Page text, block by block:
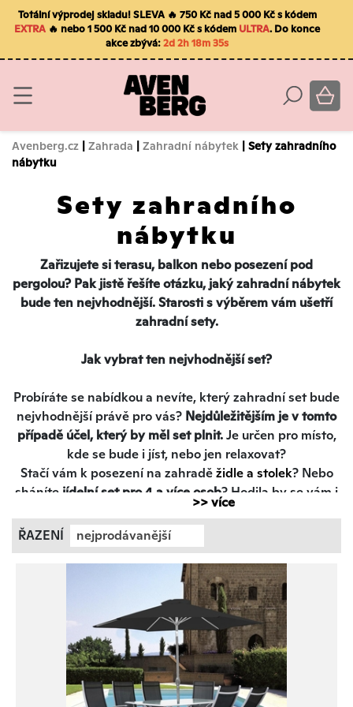
Totální výprodej skladu! SLEVA 🔥 750 Kč nad 5 000 Kč s kódem
EXTRA 🔥 nebo 1 500 Kč nad 10 000 Kč s kódem ULTRA. Do konce
akce zbývá:2d 2h 18m 34s
Avenberg.cz | Zahrada | Zahradní nábytek | Sety zahradního
nábytku
Sety zahradního
nábytku
Zařizujete si terasu, balkon nebo posezení pod
pergolou? Pak jistě řešíte otázku, jaký zahradní nábytek
bude ten nejvhodnější. Starosti s výběrem vám ušetří
zahradní sety.
Jak vybrat ten nejvhodnější set?
Probíráte se nabídkou a nevíte, který zahradní set bude
nejvhodnější právě pro vás? Nejdůležitějším je v tomto
případě účel, který by měl set plnit.Je určen pro místo,
kde se bude i jíst, nebo jen relaxovat?
Stačí vám k posezení na zahraděžidle a stolek? Nebo
sháníte jídelní set pro 4 a více osob? Hodila by se vám i
souprava, kam se pohodlně vejde více hostů nebo na
které se budete moct natáhnout a pohodlně relaxovat?
A co nábytek k bazénu? Dáváte přednost
konferenčnímu stolku, nebo velkému stolu? To je otázek,
že? Až budete mít jasno, hned se vám bude snáze
vybírat. A víte, že v nabídce najdete iluxusní 13dílné
sestavy se stíněním?
Důležitý je i materiál zahradního setu
Sety se vyrábějí z různých materiálů.Nejčastěji je to:
>> více
ŘAZENÍ
nejprodávanější